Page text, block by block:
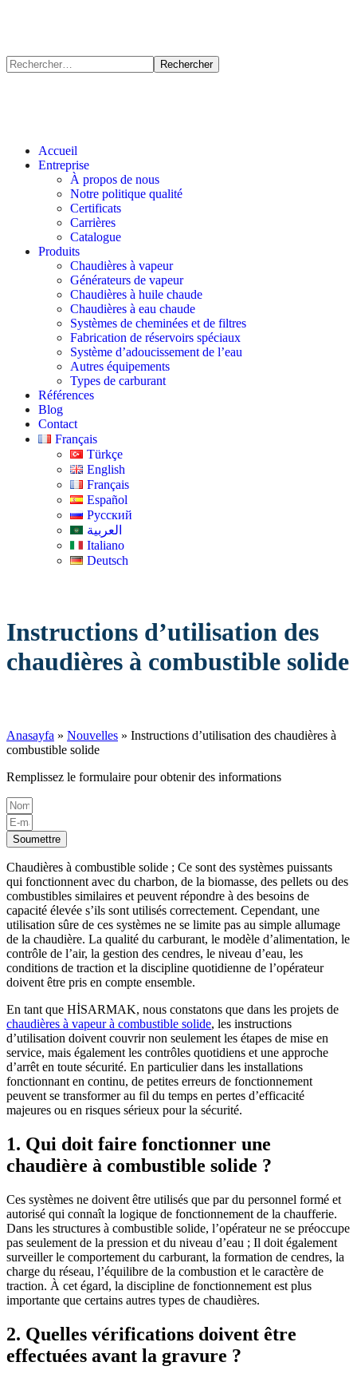
Accueil
Entreprise
À propos de nous
Notre politique qualité
Certificats
Carrières
Catalogue
Produits
Chaudières à vapeur
Générateurs de vapeur
Chaudières à huile chaude
Chaudières à eau chaude
Systèmes de cheminées et de filtres
Fabrication de réservoirs spéciaux
Système d’adoucissement de l’eau
Autres équipements
Types de carburant
Références
Blog
Contact
Français
Türkçe
English
Français
Español
Русский
العربية
Italiano
Deutsch
Instructions d’utilisation des
chaudières à combustible solide
Anasayfa » Nouvelles » Instructions d’utilisation des chaudières à
combustible solide
Remplissez le formulaire pour obtenir des informations
Soumettre
Chaudières à combustible solide ; Ce sont des systèmes puissants
qui fonctionnent avec du charbon, de la biomasse, des pellets ou des
combustibles similaires et peuvent répondre à des besoins de
capacité élevée s’ils sont utilisés correctement. Cependant, une
utilisation sûre de ces systèmes ne se limite pas au simple allumage
de la chaudière. La qualité du carburant, le modèle d’alimentation, le
contrôle de l’air, la gestion des cendres, le niveau d’eau, les
conditions de traction et la discipline quotidienne de l’opérateur
doivent être pris en compte ensemble.
En tant que HİSARMAK, nous constatons que dans les projets de
chaudières à vapeur à combustible solide, les instructions
d’utilisation doivent couvrir non seulement les étapes de mise en
service, mais également les contrôles quotidiens et une approche
d’arrêt en toute sécurité. En particulier dans les installations
fonctionnant en continu, de petites erreurs de fonctionnement
peuvent se transformer au fil du temps en pertes d’efficacité
majeures ou en risques sérieux pour la sécurité.
1. Qui doit faire fonctionner une
chaudière à combustible solide ?
Ces systèmes ne doivent être utilisés que par du personnel formé et
autorisé qui connaît la logique de fonctionnement de la chaufferie.
Dans les structures à combustible solide, l’opérateur ne se préoccupe
pas seulement de la pression et du niveau d’eau ; Il doit également
surveiller le comportement du carburant, la formation de cendres, la
charge du réseau, l’équilibre de la combustion et le caractère de
traction. À cet égard, la discipline de fonctionnement est plus
importante que certains autres types de chaudières.
2. Quelles vérifications doivent être
effectuées avant la gravure ?